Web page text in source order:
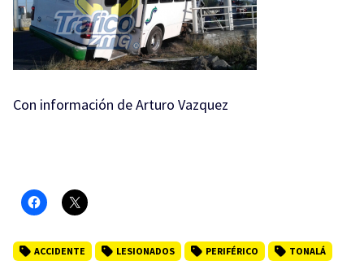
Con información de Arturo Vazquez
ACCIDENTE LESIONADOS PERIFÉRICO
TONALÁ